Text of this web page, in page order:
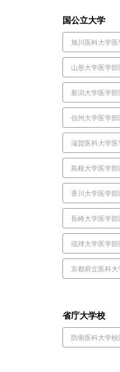
国公立大学
旭川医科大学
山形大学医学部
新潟大学医学部
信州大学医学部
滋賀医科大学医
島根大学医学部
香川大学医学部
長崎大学医学部
琉球大学医学部
京都府立医科
省庁大学校
防衛医科大学校